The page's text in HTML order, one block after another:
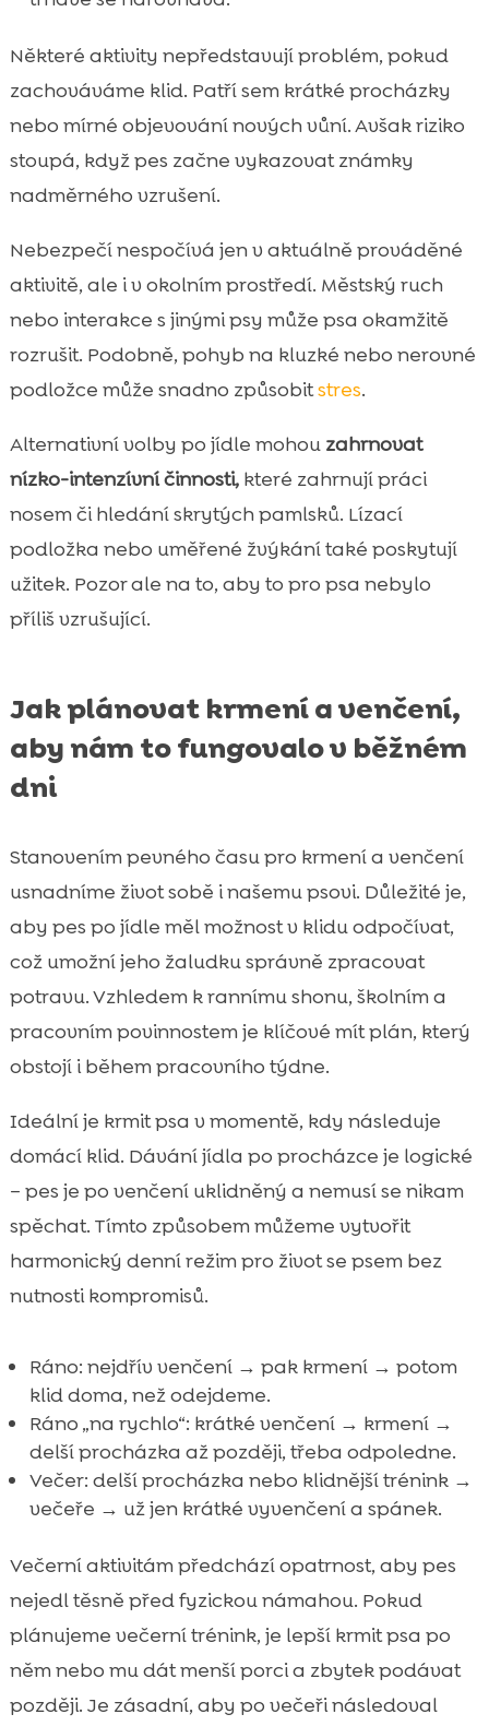
Některé aktivity nepředstavují problém, pokud
zachováváme klid. Patří sem krátké procházky
nebo mírné objevování nových vůní. Avšak riziko
stoupá, když pes začne vykazovat známky
nadměrného vzrušení.
Nebezpečí nespočívá jen v aktuálně prováděné
aktivitě, ale i v okolním prostředí. Městský ruch
nebo interakce s jinými psy může psa okamžitě
rozrušit. Podobně, pohyb na kluzké nebo nerovné
podložce může snadno způsobitstres.
Alternativní volby po jídle mohou zahrnovat
nízko-intenzívní činnosti,které zahrnují práci
nosem či hledání skrytých pamlsků. Lízací
podložka nebo uměřené žvýkání také poskytují
užitek. Pozor ale na to, aby to pro psa nebylo
příliš vzrušující.
Jak plánovat krmení a venčení,
aby nám to fungovalo v běžném
dni
Stanovením pevného času pro krmení a venčení
usnadníme život sobě i našemu psovi. Důležité je,
aby pes po jídle měl možnost v klidu odpočívat,
což umožní jeho žaludku správně zpracovat
potravu. Vzhledem k rannímu shonu, školním a
pracovním povinnostem je klíčové mít plán, který
obstojí i během pracovního týdne.
Ideální je krmit psa v momentě, kdy následuje
domácí klid. Dávání jídla po procházce je logické
– pes je po venčení uklidněný a nemusí se nikam
spěchat. Tímto způsobem můžeme vytvořit
harmonický denní režim pro život se psem bez
nutnosti kompromisů.
Ráno: nejdřív venčení → pak krmení → potom
klid doma, než odejdeme.
Ráno „na rychlo“: krátké venčení → krmení →
delší procházka až později, třeba odpoledne.
Večer: delší procházka nebo klidnější trénink →
večeře → už jen krátké vyvenčení a spánek.
Večerní aktivitám předchází opatrnost, aby pes
nejedl těsně před fyzickou námahou. Pokud
plánujeme večerní trénink, je lepší krmit psa po
něm nebo mu dát menší porci a zbytek podávat
později. Je zásadní, aby po večeři následoval